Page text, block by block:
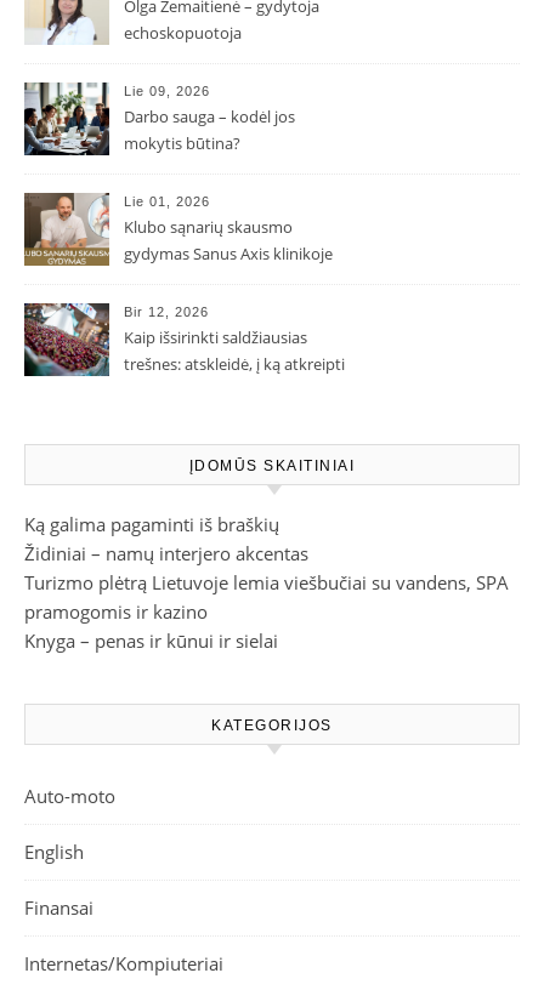
Olga Žemaitienė – gydytoja
echoskopuotoja
Lie 09, 2026
Darbo sauga – kodėl jos
mokytis būtina?
Lie 01, 2026
Klubo sąnarių skausmo
gydymas Sanus Axis klinikoje
Bir 12, 2026
Kaip išsirinkti saldžiausias
trešnes: atskleidė, į ką atkreipti
ĮDOMŪS SKAITINIAI
Ką galima pagaminti iš braškių
Židiniai – namų interjero akcentas
Turizmo plėtrą Lietuvoje lemia viešbučiai su vandens, SPA
pramogomis ir kazino
Knyga – penas ir kūnui ir sielai
KATEGORIJOS
Auto-moto
English
Finansai
Internetas/Kompiuteriai